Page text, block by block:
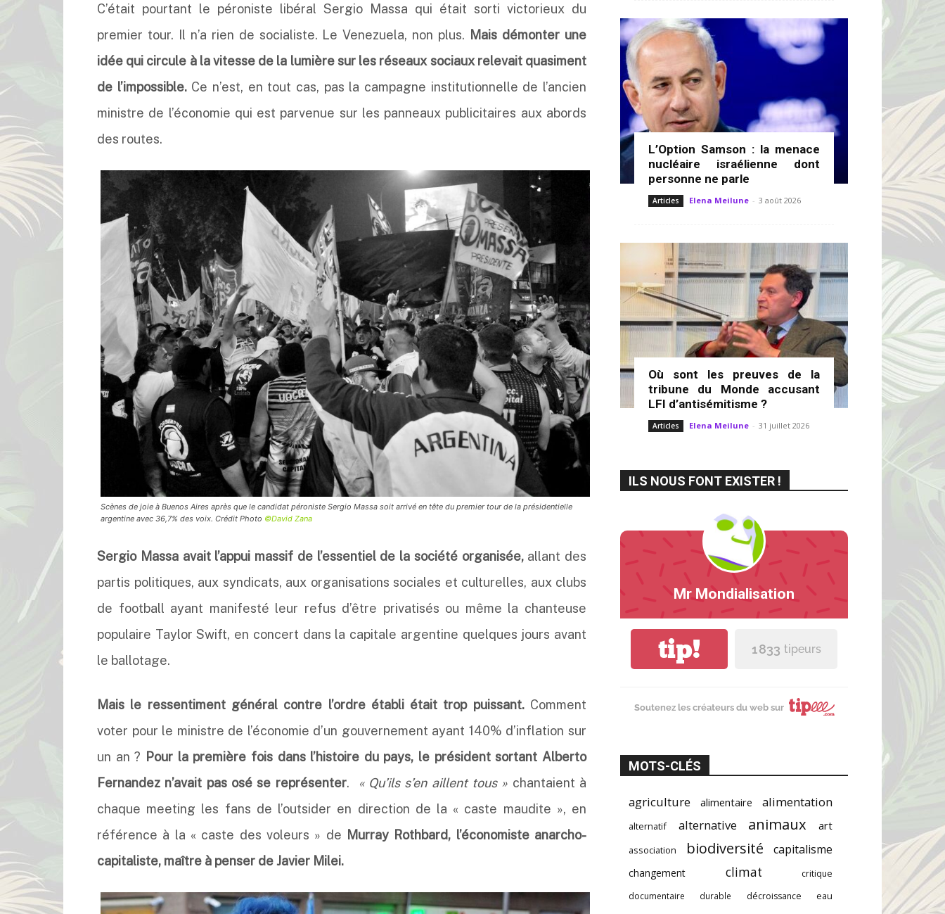
C’était pourtant le péroniste libéral Sergio Massa qui était sorti victorieux du
premier tour. Il n’a rien de socialiste. Le Venezuela, non plus. Mais démonter une
idée qui circule à la vitesse de la lumière sur les réseaux sociaux relevait quasiment
de l’impossible.Ce n’est, en tout cas, pas la campagne institutionnelle de l’ancien
ministre de l’économie qui est parvenue sur les panneaux publicitaires aux abords
des routes.
Scènes de joie à Buenos Aires après que le candidat péroniste Sergio Massa soit arrivé en tête du premier tour de la présidentielle
argentine avec 36,7% des voix. Crédit Photo ©David Zana
Sergio Massa avait l’appui massif de l’essentiel de la société organisée,allant des
partis politiques, aux syndicats, aux organisations sociales et culturelles, aux clubs
de football ayant manifesté leur refus d’être privatisés ou même la chanteuse
populaire Taylor Swift, en concert dans la capitale argentine quelques jours avant
le ballotage.
Mais le ressentiment général contre l’ordre établi était trop puissant.Comment
voter pour le ministre de l’économie d’un gouvernement ayant 140% d’inflation sur
un an ? Pour la première fois dans l’histoire du pays, le président sortant Alberto
Fernandez n’avait pas osé se représenter. « Qu’ils s’en aillent tous » chantaient à
chaque meeting les fans de l’outsider en direction de la « caste maudite », en
référence à la « caste des voleurs » de Murray Rothbard, l’économiste anarcho-
capitaliste, maître à penser de Javier Milei.
L’Option Samson : la menace
nucléaire israélienne dont
personne ne parle
Articles Elena Meilune - 3 août 2026
Où sont les preuves de la
tribune du Monde accusant
LFI d’antisémitisme ?
Articles Elena Meilune - 31 juillet 2026
ILS NOUS FONT EXISTER !
Mr Mondialisation
tip! 1 833 tipeurs
Soutenez les créateurs du web sur
MOTS-CLÉS
agriculture alimentaire alimentation
alternatif alternative animaux art
association biodiversité capitalisme
changement climat
critique
documentaire
durable décroissance eau